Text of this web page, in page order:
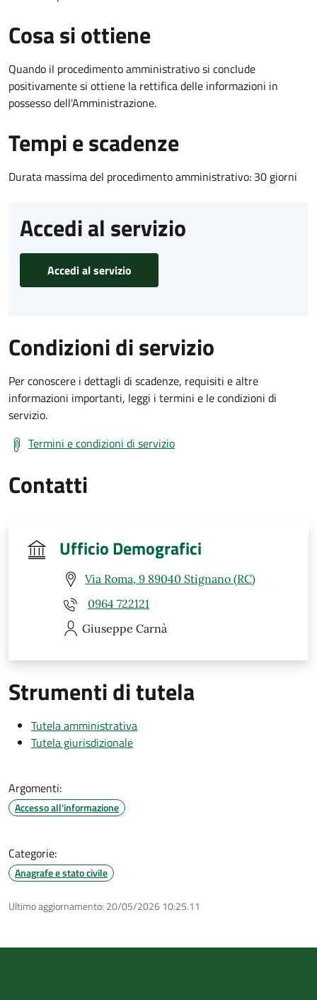
Cosa si ottiene
Quando il procedimento amministrativo si conclude
positivamente si ottiene la rettifica delle informazioni in
possesso dell'Amministrazione.
Tempi e scadenze
Durata massima del procedimento amministrativo: 30 giorni
Accedi al servizio
Accedi al servizio
Condizioni di servizio
Per conoscere i dettagli di scadenze, requisiti e altre
informazioni importanti, leggi i termini e le condizioni di
servizio.
Termini e condizioni di servizio
Contatti
Ufficio Demografici
Via Roma, 9 89040 Stignano (RC)
0964 722121
Giuseppe Carnà
Strumenti di tutela
Tutela amministrativa
Tutela giurisdizionale
Argomenti:
Accesso all'informazione
Categorie:
Anagrafe e stato civile
Ultimo aggiornamento: 20/05/2026 10:25.11